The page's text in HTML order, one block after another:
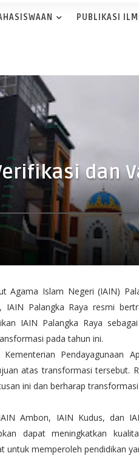
PUBLIKASI
dan
Agama Islam Negeri (IAIN)
Palangka Raya resmi
IAIN Palangka Raya
pada tahun ini.
Pendayagunaan
atas transformasi tersebut.
ini dan berharap
Ambon, IAIN Kudus, dan
dapat meningkatkan
memperoleh pendidikan